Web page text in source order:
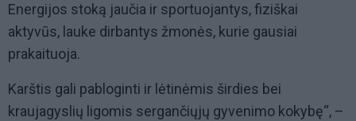
Energijos stoką jaučia ir sportuojantys, fiziškai
aktyvūs, lauke dirbantys žmonės, kurie gausiai
prakaituoja.
Karštis gali pabloginti ir lėtinėmis širdies bei
kraujagyslių ligomis sergančiųjų gyvenimo kokybę“, –